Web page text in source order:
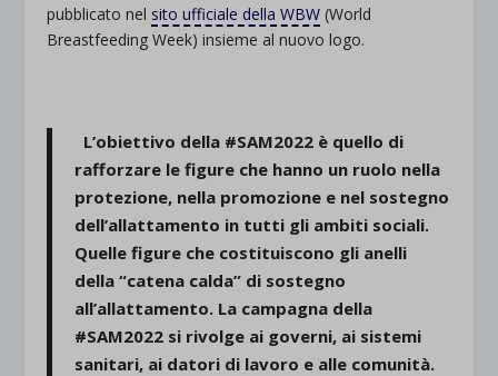
pubblicato nel sito ufficiale della WBW (World
Breastfeeding Week) insieme al nuovo logo.
L’obiettivo della #SAM2022 è quello di
rafforzare le figure che hanno un ruolo nella
protezione, nella promozione e nel sostegno
dell’allattamento in tutti gli ambiti sociali.
Quelle figure che costituiscono gli anelli
della “catena calda” di sostegno
all’allattamento. La campagna della
#SAM2022 si rivolge ai governi, ai sistemi
sanitari, ai datori di lavoro e alle comunità.